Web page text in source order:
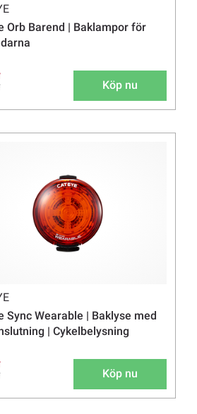
Orb Barend | Baklampor för
Köp nu
Sync Wearable | Baklyse med
| Cykelbelysning
Köp nu